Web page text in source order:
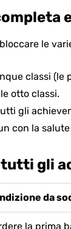
le
classi (le
otto classi.
gli
con la
gli
da
la prima